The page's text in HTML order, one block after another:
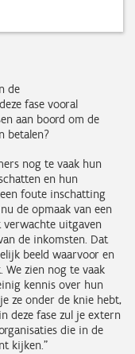
de
fase vooral
aan boord om de
betalen?
nog te vaak hun
en hun
foute inschatting
de opmaak van een
verwachte uitgaven
de inkomsten. Dat
beeld waarvoor en
zien nog te vaak
kennis over hun
ze onder de knie hebt,
deze fase zul je extern
die in de
kijken.”